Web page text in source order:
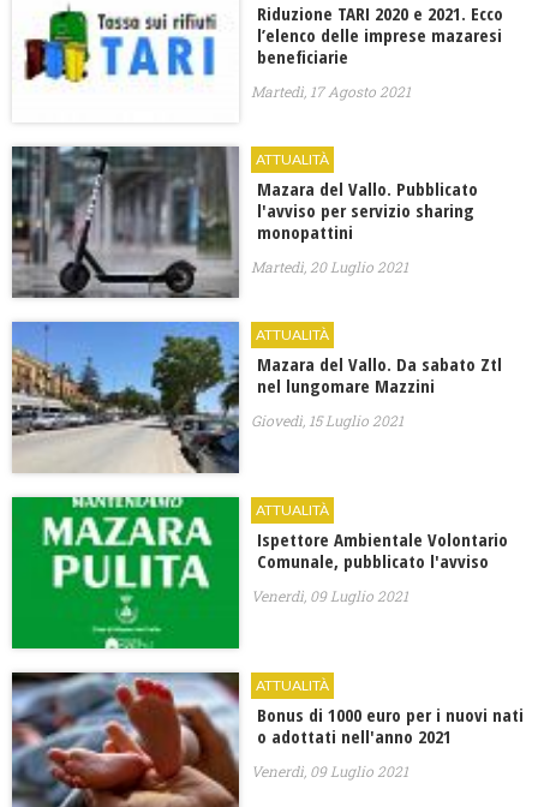
Riduzione TARI 2020 e 2021. Ecco
l’elenco delle imprese mazaresi
beneficiarie
Martedì, 17 Agosto 2021
ATTUALITÀ
Mazara del Vallo. Pubblicato
l'avviso per servizio sharing
monopattini
Martedì, 20 Luglio 2021
ATTUALITÀ
Mazara del Vallo. Da sabato Ztl
nel lungomare Mazzini
Giovedì, 15 Luglio 2021
ATTUALITÀ
Ispettore Ambientale Volontario
Comunale, pubblicato l'avviso
Venerdì, 09 Luglio 2021
ATTUALITÀ
Bonus di 1000 euro per i nuovi nati
o adottati nell'anno 2021
Venerdì, 09 Luglio 2021